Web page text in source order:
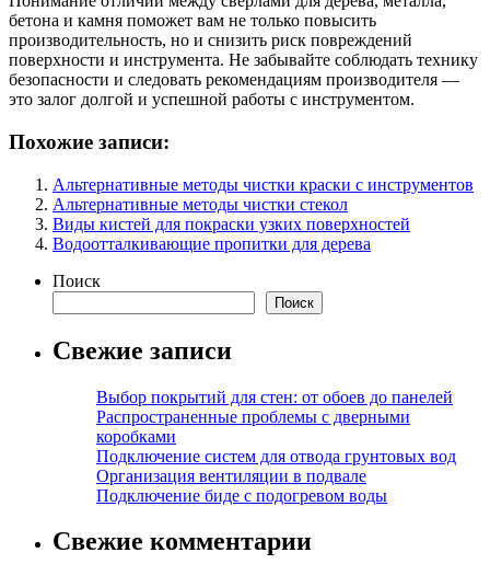
бетона и камня поможет вам не только повысить
производительность, но и снизить риск повреждений
поверхности и инструмента. Не забывайте соблюдать технику
безопасности и следовать рекомендациям производителя —
это залог долгой и успешной работы с инструментом.
Похожие записи:
Альтернативные методы чистки краски с инструментов
Альтернативные методы чистки стекол
Виды кистей для покраски узких поверхностей
Водоотталкивающие пропитки для дерева
Поиск
Поиск
Свежие записи
Выбор покрытий для стен: от обоев до панелей
Распространенные проблемы с дверными
коробками
Подключение систем для отвода грунтовых вод
Организация вентиляции в подвале
Подключение биде с подогревом воды
Свежие комментарии